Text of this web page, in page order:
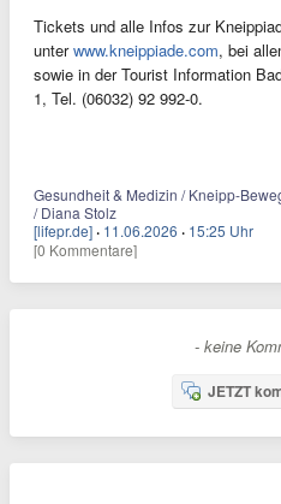
Tickets und alle Infos zur
unterwww.kneippiade.com, bei
sowie in der Tourist Information
1, Tel. (06032) 92 992-0.
Gesundheit & Medizin / Kneipp-
/ Diana Stolz
[lifepr.de] · 11.06.2026 · 15:25 Uhr
[0 Kommentare]
- keine
JETZT